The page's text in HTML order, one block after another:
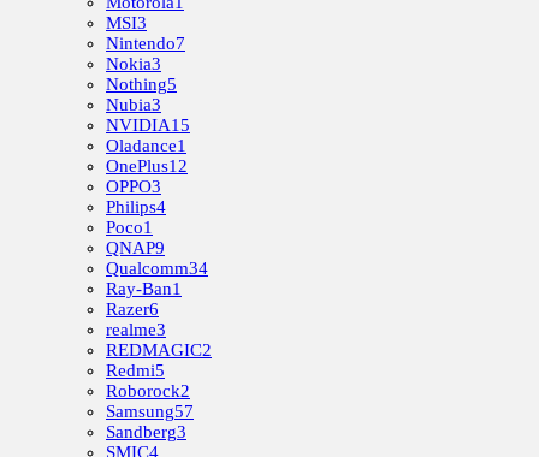
MSI3
Nintendo7
Nokia3
Nothing5
Nubia3
NVIDIA15
Oladance1
OnePlus12
OPPO3
Philips4
Poco1
QNAP9
Qualcomm34
Ray-Ban1
Razer6
realme3
REDMAGIC2
Redmi5
Roborock2
Samsung57
Sandberg3
SMIC4